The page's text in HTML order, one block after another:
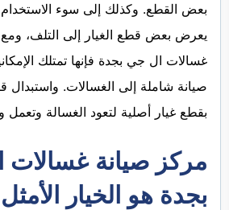
بعض القطع. وكذلك إلى سوء
يعرض بعض قطع الغيار إلى التلف،
غسالات ال جي بجدة فإنها تمتلك
صيانة شاملة إلى الغسالات. واستبدال
بقطع غيار أصلية لتعود الغسالة وتعمل
مركز صيانة
بجدة هو الخيار الأمثل